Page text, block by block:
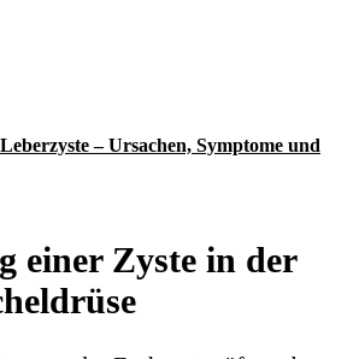
Leberzyste – Ursachen, Symptome und
einer Zyste in der